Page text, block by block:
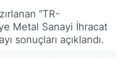
“TR-
Metal Sanayi İhracat
sonuçları açıklandı.